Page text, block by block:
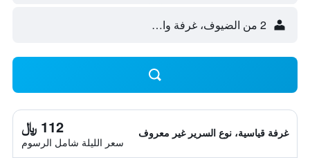
2 من الضيوف، غرفة واحدة
غرفة قياسية، نوع السرير غير معروف 112 ﷼
سعر الليلة شامل الرسوم